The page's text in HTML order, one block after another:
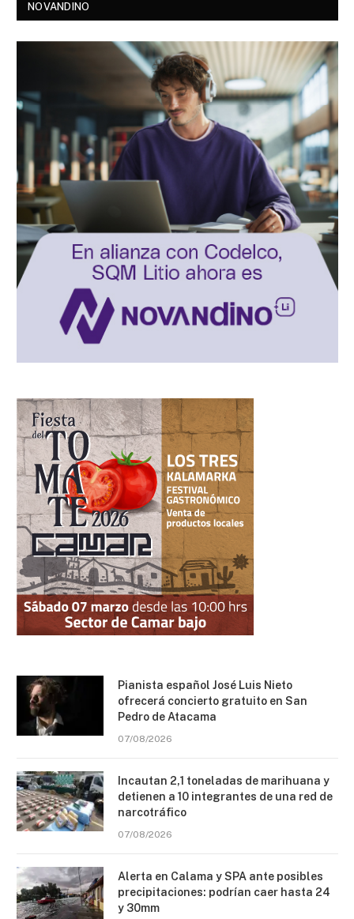
NOVANDINO
Pianista español José Luis Nieto
ofrecerá concierto gratuito en San
Pedro de Atacama
07/08/2026
Incautan 2,1 toneladas de marihuana y
detienen a 10 integrantes de una red de
narcotráfico
07/08/2026
Alerta en Calama y SPA ante posibles
precipitaciones: podrían caer hasta 24
y 30mm